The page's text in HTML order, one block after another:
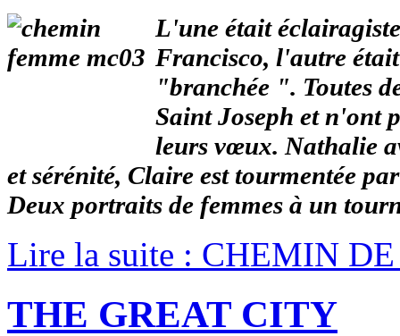
L'une était
Francisco, l'autre
"branchée ". Toutes
Saint Joseph et n'ont
leurs vœux. Nathalie
et sérénité, Claire est tourmentée
Deux portraits de femmes à un
Lire la suite : CHEMIN
THE GREAT CITY